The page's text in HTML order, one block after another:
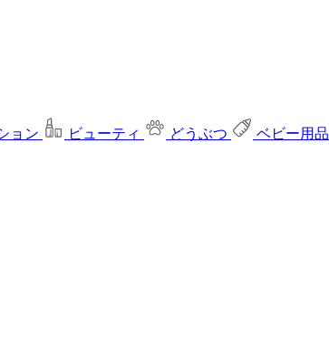
ョン ビューティ どうぶつ ベビー用品